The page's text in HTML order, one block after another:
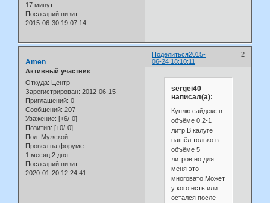
17 минут
Последний визит:
2015-06-30 19:07:14
Поделиться 2
2015-
06-24 18:10:11
Amen
Активный участник
Откуда: Центр
Зарегистрирован: 2012-06-15
Приглашений: 0
Сообщений: 207
Уважение: [+6/-0]
Позитив: [+0/-0]
Пол: Мужской
Провел на форуме:
1 месяц 2 дня
Последний визит:
2020-01-20 12:24:41
sergei40
написал(а):
Куплю сайдекс в
объёме 0.2-1
литр.В калуге
нашёл только в
объёме 5
литров,но для
меня это
многовато.Может
у кого есть или
остался после